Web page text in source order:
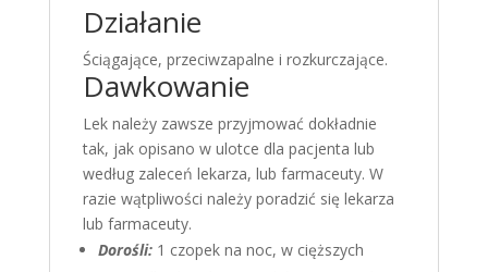
Działanie
Ściągające, przeciwzapalne i rozkurczające.
Dawkowanie
Lek należy zawsze przyjmować dokładnie
tak, jak opisano w ulotce dla pacjenta lub
według zaleceń lekarza, lub farmaceuty. W
razie wątpliwości należy poradzić się lekarza
lub farmaceuty.
Dorośli:1 czopek na noc, w cięższych